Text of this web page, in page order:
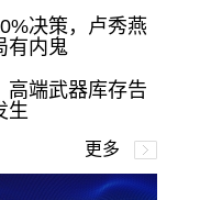
决策，卢秀燕
有内鬼
高端武器库存告
生
更多